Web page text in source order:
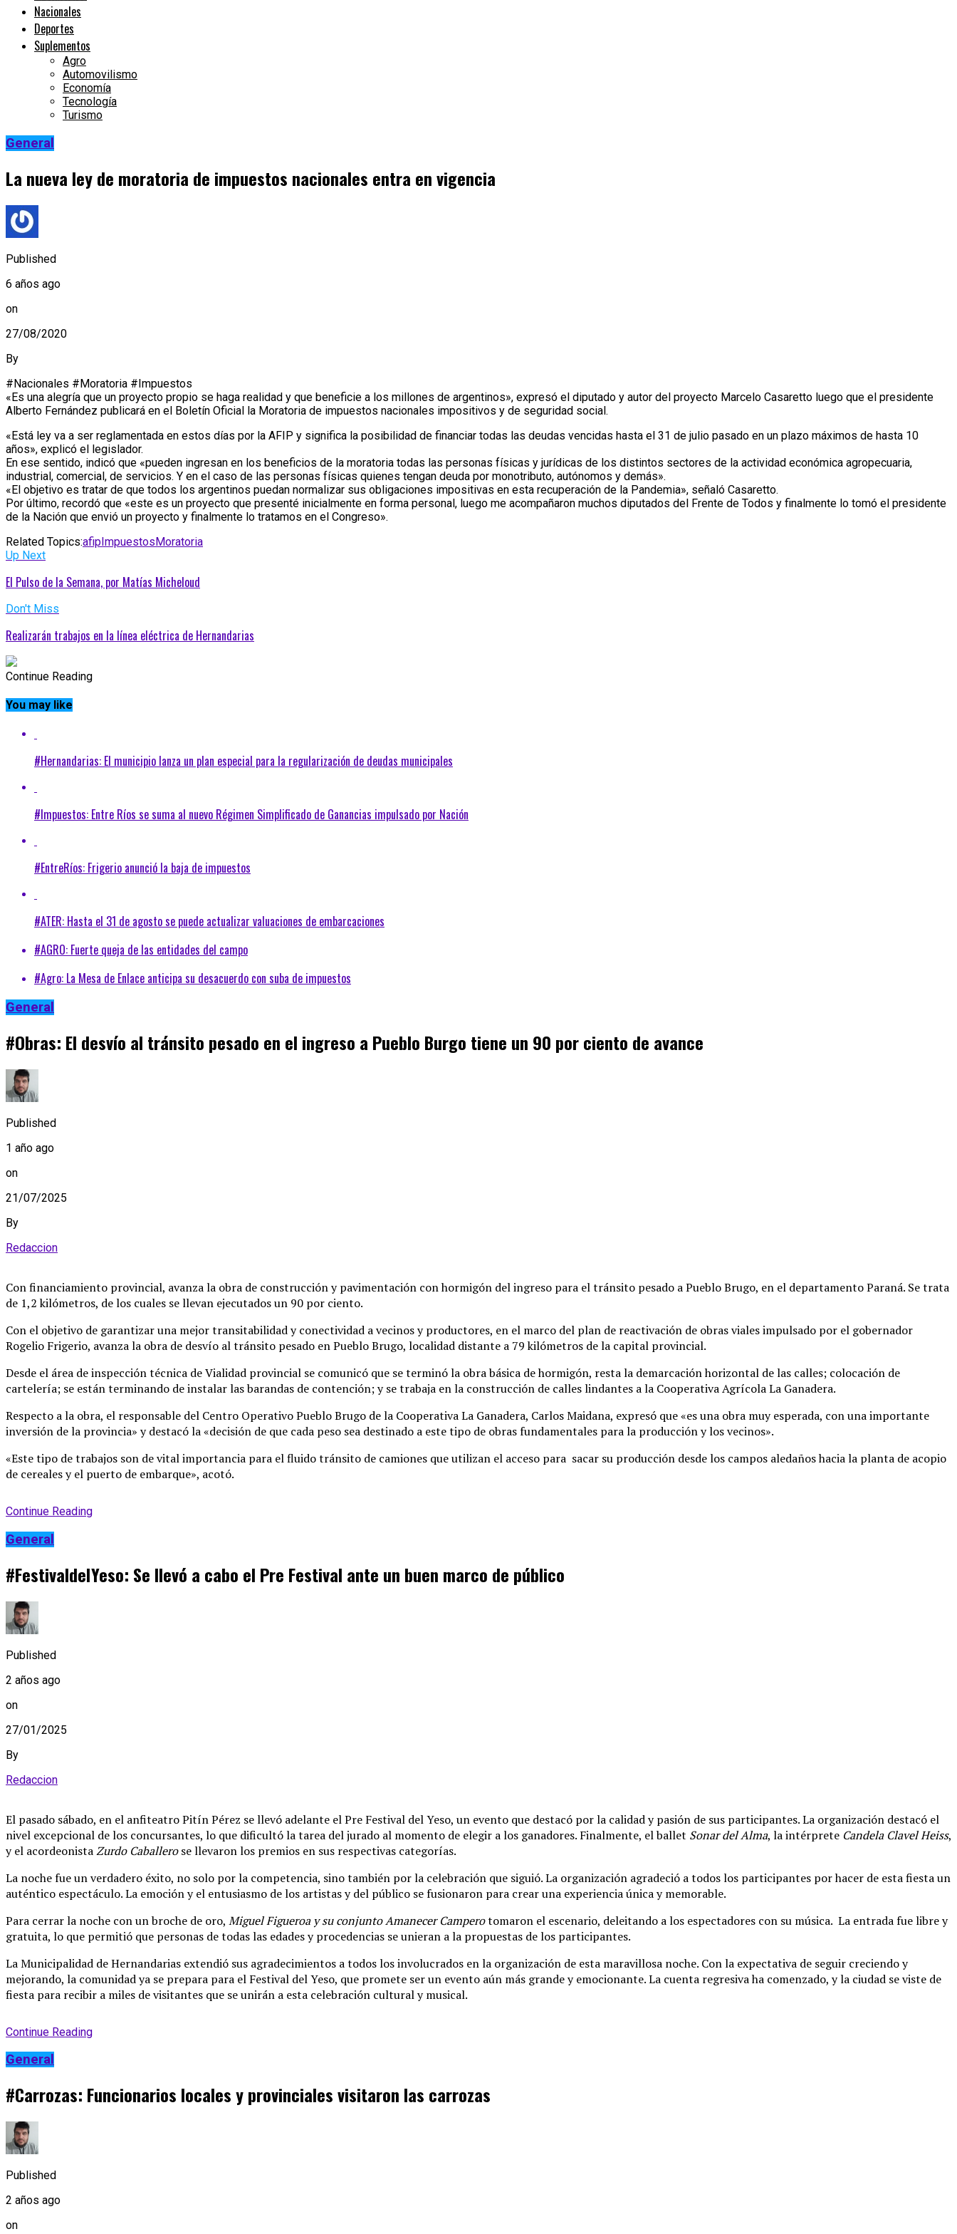
Nacionales
Deportes
Suplementos
Agro
Automovilismo
Economía
Tecnología
Turismo
General
La nueva ley de moratoria de impuestos nacionales entra en vigencia
Published
6 años ago
on
27/08/2020
By
#Nacionales #Moratoria #Impuestos
«Es una alegría que un proyecto propio se haga realidad y que beneficie a los millones de argentinos», expresó el diputado y autor del proyecto Marcelo Casaretto luego que el presidente
Alberto Fernández publicará en el Boletín Oficial la Moratoria de impuestos nacionales impositivos y de seguridad social.
«Está ley va a ser reglamentada en estos días por la AFIP y significa la posibilidad de financiar todas las deudas vencidas hasta el 31 de julio pasado en un plazo máximos de hasta 10
años», explicó el legislador.
En ese sentido, indicó que «pueden ingresan en los beneficios de la moratoria todas las personas físicas y jurídicas de los distintos sectores de la actividad económica agropecuaria,
industrial, comercial, de servicios. Y en el caso de las personas físicas quienes tengan deuda por monotributo, autónomos y demás».
«El objetivo es tratar de que todos los argentinos puedan normalizar sus obligaciones impositivas en esta recuperación de la Pandemia», señaló Casaretto.
Por último, recordó que «este es un proyecto que presenté inicialmente en forma personal, luego me acompañaron muchos diputados del Frente de Todos y finalmente lo tomó el presidente
de la Nación que envió un proyecto y finalmente lo tratamos en el Congreso».
Related Topics:afipImpuestosMoratoria
Up Next
El Pulso de la Semana, por Matías Micheloud
Don't Miss
Realizarán trabajos en la línea eléctrica de Hernandarias
Continue Reading
You may like
#Hernandarias: El municipio lanza un plan especial para la regularización de deudas municipales
#Impuestos: Entre Ríos se suma al nuevo Régimen Simplificado de Ganancias impulsado por Nación
#EntreRíos: Frigerio anunció la baja de impuestos
#ATER: Hasta el 31 de agosto se puede actualizar valuaciones de embarcaciones
#AGRO: Fuerte queja de las entidades del campo
#Agro: La Mesa de Enlace anticipa su desacuerdo con suba de impuestos
General
#Obras: El desvío al tránsito pesado en el ingreso a Pueblo Burgo tiene un 90 por ciento de avance
Published
1 año ago
on
21/07/2025
By
Redaccion
Con financiamiento provincial, avanza la obra de construcción y pavimentación con hormigón del ingreso para el tránsito pesado a Pueblo Brugo, en el departamento Paraná. Se trata
de 1,2 kilómetros, de los cuales se llevan ejecutados un 90 por ciento.
Con el objetivo de garantizar una mejor transitabilidad y conectividad a vecinos y productores, en el marco del plan de reactivación de obras viales impulsado por el gobernador
Rogelio Frigerio, avanza la obra de desvío al tránsito pesado en Pueblo Brugo, localidad distante a 79 kilómetros de la capital provincial.
Desde el área de inspección técnica de Vialidad provincial se comunicó que se terminó la obra básica de hormigón, resta la demarcación horizontal de las calles; colocación de
cartelería; se están terminando de instalar las barandas de contención; y se trabaja en la construcción de calles lindantes a la Cooperativa Agrícola La Ganadera.
Respecto a la obra, el responsable del Centro Operativo Pueblo Brugo de la Cooperativa La Ganadera, Carlos Maidana, expresó que «es una obra muy esperada, con una importante
inversión de la provincia» y destacó la «decisión de que cada peso sea destinado a este tipo de obras fundamentales para la producción y los vecinos».
«Este tipo de trabajos son de vital importancia para el fluido tránsito de camiones que utilizan el acceso para sacar su producción desde los campos aledaños hacia la planta de acopio
de cereales y el puerto de embarque», acotó.
Continue Reading
General
#FestivaldelYeso: Se llevó a cabo el Pre Festival ante un buen marco de público
Published
2 años ago
on
27/01/2025
By
Redaccion
El pasado sábado, en el anfiteatro Pitín Pérez se llevó adelante el Pre Festival del Yeso, un evento que destacó por la calidad y pasión de sus participantes. La organización destacó el
nivel excepcional de los concursantes, lo que dificultó la tarea del jurado al momento de elegir a los ganadores. Finalmente, el ballet Sonar del Alma, la intérprete Candela Clavel Heiss,
y el acordeonistaZurdo Caballerose llevaron los premios en sus respectivas categorías.
La noche fue un verdadero éxito, no solo por la competencia, sino también por la celebración que siguió. La organización agradeció a todos los participantes por hacer de esta fiesta un
auténtico espectáculo. La emoción y el entusiasmo de los artistas y del público se fusionaron para crear una experiencia única y memorable.
Para cerrar la noche con un broche de oro, Miguel Figueroa y su conjunto Amanecer Camperotomaron el escenario, deleitando a los espectadores con su música. La entrada fue libre y
gratuita, lo que permitió que personas de todas las edades y procedencias se unieran a la propuestas de los participantes.
La Municipalidad de Hernandarias extendió sus agradecimientos a todos los involucrados en la organización de esta maravillosa noche. Con la expectativa de seguir creciendo y
mejorando, la comunidad ya se prepara para el Festival del Yeso, que promete ser un evento aún más grande y emocionante. La cuenta regresiva ha comenzado, y la ciudad se viste de
fiesta para recibir a miles de visitantes que se unirán a esta celebración cultural y musical.
Continue Reading
General
#Carrozas: Funcionarios locales y provinciales visitaron las carrozas
Published
2 años ago
on